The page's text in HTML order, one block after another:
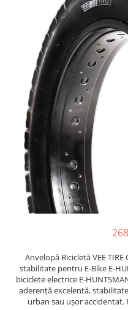
Contact cu cheie
https://
Discuri frana
Placute de frana
Manete de frana
Etrieri
https://
Stop trotineta
Faruri
https://
Aparatori (aripi)
Cricuri trotineta
Cauciucuri
https://
de-aer
https://
Anvelopă Bicicletă VEE
stabilitate pentru E-Bike E-
biciclete electrice E-
aderență excelentă,
urban sau ușor